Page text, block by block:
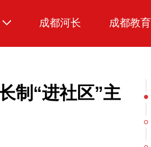
成都河长 成都教育
制“进社区”主